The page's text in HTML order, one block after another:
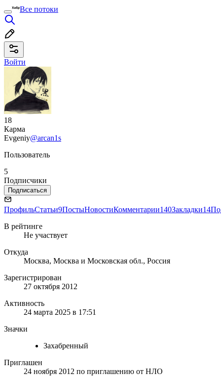
Все потоки
Войти
18
Карма
Evgeniy@arcan1s
Пользователь
5
Подписчики
Подписаться
ПрофильСтатьи9ПостыНовостиКомментарии140Закладки14
В рейтинге
Не участвует
Откуда
Москва, Москва и Московская обл., Россия
Зарегистрирован
27 октября 2012
Активность
24 марта 2025 в 17:51
Значки
Захабренный
Приглашен
24 ноября 2012 по приглашению от НЛО